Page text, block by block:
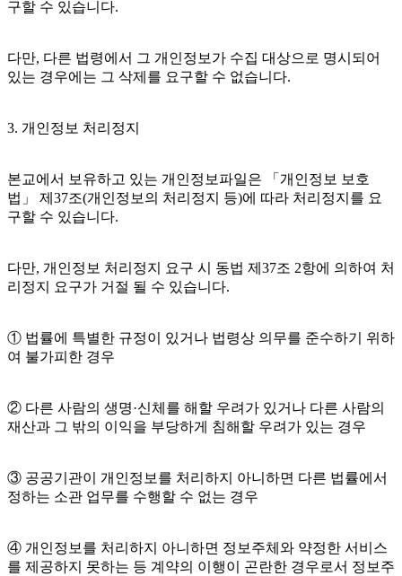
구할 수 있습니다.
다만, 다른 법령에서 그 개인정보가 수집 대상으로 명시되어
있는 경우에는 그 삭제를 요구할 수 없습니다.
3. 개인정보 처리정지
본교에서 보유하고 있는 개인정보파일은 「개인정보 보호
법」 제37조(개인정보의 처리정지 등)에 따라 처리정지를 요
구할 수 있습니다.
다만, 개인정보 처리정지 요구 시 동법 제37조 2항에 의하여 처
리정지 요구가 거절 될 수 있습니다.
① 법률에 특별한 규정이 있거나 법령상 의무를 준수하기 위하
여 불가피한 경우
② 다른 사람의 생명·신체를 해할 우려가 있거나 다른 사람의
재산과 그 밖의 이익을 부당하게 침해할 우려가 있는 경우
③ 공공기관이 개인정보를 처리하지 아니하면 다른 법률에서
정하는 소관 업무를 수행할 수 없는 경우
④ 개인정보를 처리하지 아니하면 정보주체와 약정한 서비스
를 제공하지 못하는 등 계약의 이행이 곤란한 경우로서 정보주